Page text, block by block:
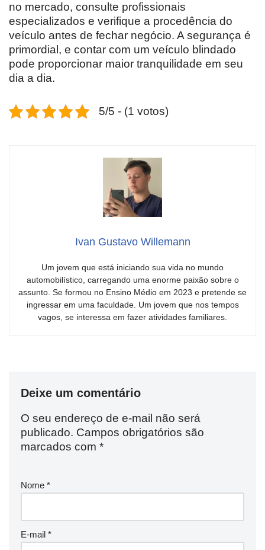
no mercado, consulte profissionais
especializados e verifique a procedência do
veículo antes de fechar negócio. A segurança é
primordial, e contar com um veículo blindado
pode proporcionar maior tranquilidade em seu
dia a dia.
5/5 - (1 votos)
Ivan Gustavo Willemann
Um jovem que está iniciando sua vida no mundo
automobilístico, carregando uma enorme paixão sobre o
assunto. Se formou no Ensino Médio em 2023 e pretende se
ingressar em uma faculdade. Um jovem que nos tempos
vagos, se interessa em fazer atividades familiares.
Deixe um comentário
O seu endereço de e-mail não será
publicado. Campos obrigatórios são
marcados com *
Nome *
E-mail *